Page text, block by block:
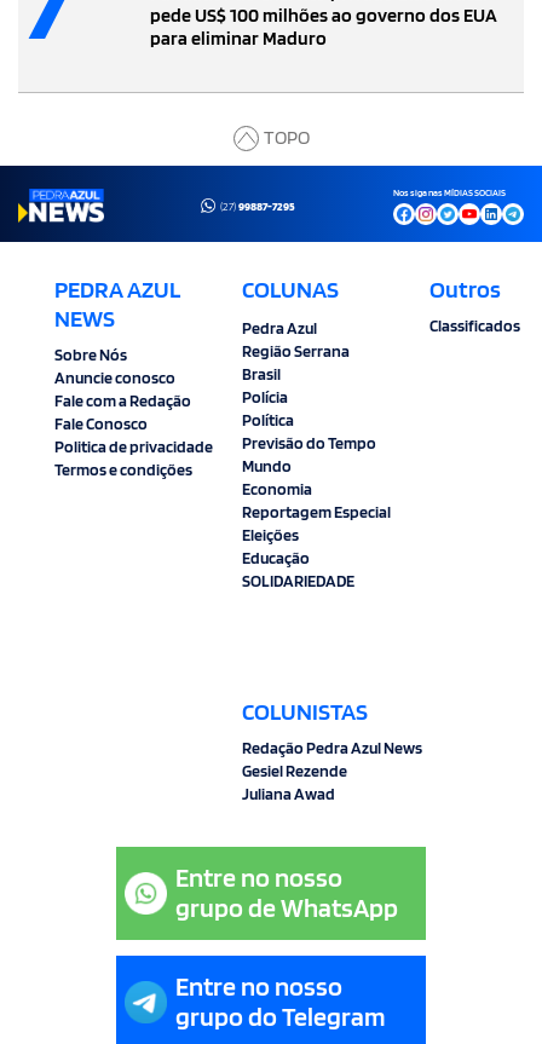
pede US$ 100 milhões ao governo dos EUA
para eliminar Maduro
TOPO
(27)99887-7295
Nos siga nas MÍDIAS SOCIAIS
PEDRA AZUL
NEWS
Sobre Nós
Anuncie conosco
Fale com a Redação
Fale Conosco
Politica de privacidade
Termos e condições
COLUNAS
Pedra Azul
Região Serrana
Brasil
Polícia
Política
Previsão do Tempo
Mundo
Economia
Reportagem Especial
Eleições
Educação
SOLIDARIEDADE
COLUNISTAS
Redação Pedra Azul News
Gesiel Rezende
Juliana Awad
Outros
Classificados
Entre no nosso
grupo de WhatsApp
Entre no nosso
grupo do Telegram